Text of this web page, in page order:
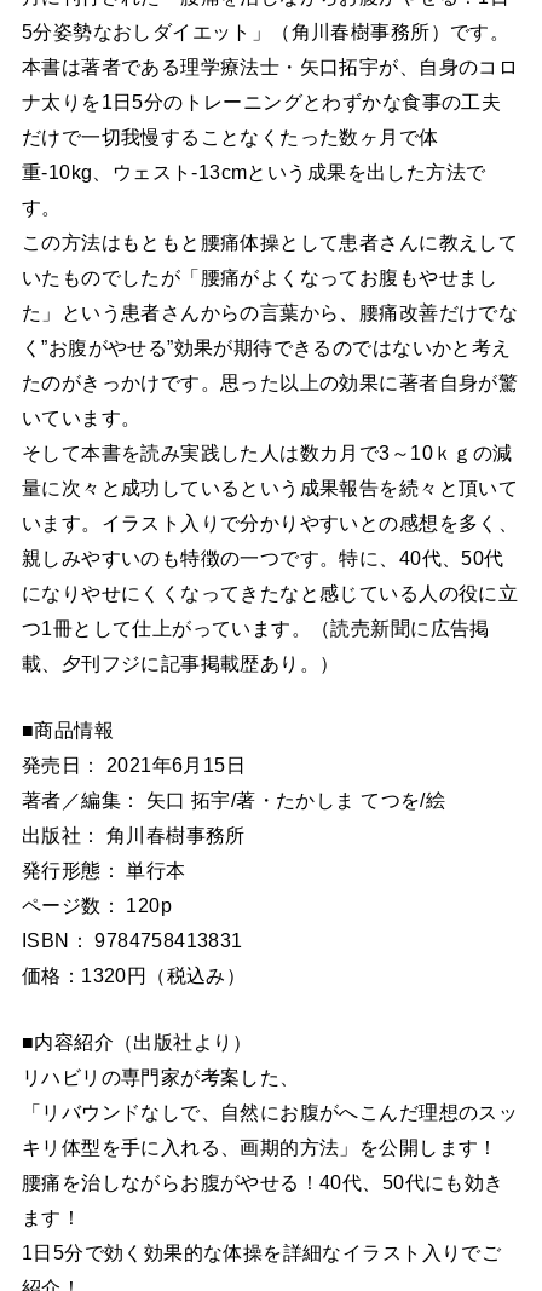
5分姿勢なおしダイエット」（角川春樹事務所）です。
本書は著者である理学療法士・矢口拓宇が、自身のコロ
ナ太りを1日5分のトレーニングとわずかな食事の工夫
だけで一切我慢することなくたった数ヶ月で体
重-10kg、ウェスト-13cmという成果を出した方法で
す。
この方法はもともと腰痛体操として患者さんに教えして
いたものでしたが「腰痛がよくなってお腹もやせまし
た」という患者さんからの言葉から、腰痛改善だけでな
く”お腹がやせる”効果が期待できるのではないかと考え
たのがきっかけです。思った以上の効果に著者自身が驚
いています。
そして本書を読み実践した人は数カ月で3～10ｋｇの減
量に次々と成功しているという成果報告を続々と頂いて
います。イラスト入りで分かりやすいとの感想を多く、
親しみやすいのも特徴の一つです。特に、40代、50代
になりやせにくくなってきたなと感じている人の役に立
つ1冊として仕上がっています。（読売新聞に広告掲
載、夕刊フジに記事掲載歴あり。）
■商品情報
発売日： 2021年6月15日
著者／編集： 矢口 拓宇/著・たかしま てつを/絵
出版社： 角川春樹事務所
発行形態： 単行本
ページ数： 120p
ISBN： 9784758413831
価格：1320円（税込み）
■内容紹介（出版社より）
リハビリの専門家が考案した、
「リバウンドなしで、自然にお腹がへこんだ理想のスッ
キリ体型を手に入れる、画期的方法」を公開します！
腰痛を治しながらお腹がやせる！40代、50代にも効き
ます！
1日5分で効く効果的な体操を詳細なイラスト入りでご